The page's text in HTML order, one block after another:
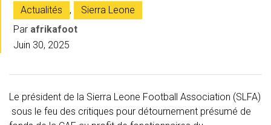
Actualités
,
Sierra Leone
Par afrikafoot
Juin 30, 2025
Le président de la Sierra Leone Football Association (SLFA)
sous le feu des critiques pour détournement présumé de